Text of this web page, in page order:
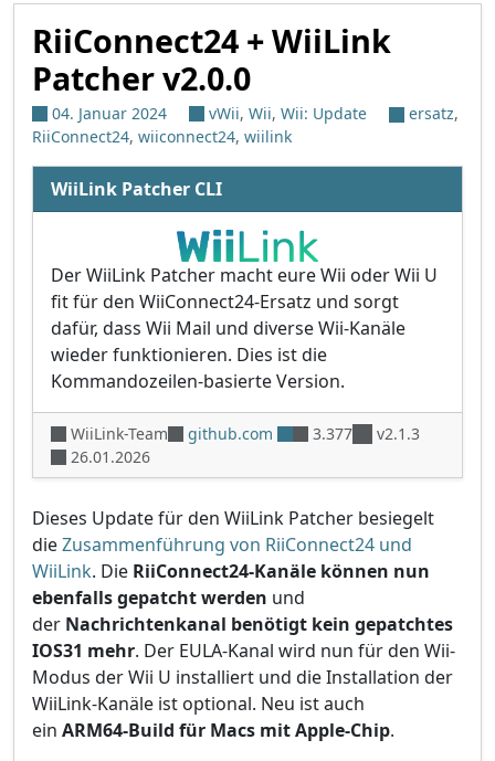
RiiConnect24 + WiiLink
Patcher v2.0.0
04. Januar 2024 vWii, Wii, Wii: Update ersatz,
RiiConnect24, wiiconnect24, wiilink
WiiLink Patcher CLI
Der WiiLink Patcher macht eure Wii oder Wii U
fit für den WiiConnect24-Ersatz und sorgt
dafür, dass Wii Mail und diverse Wii-Kanäle
wieder funktionieren. Dies ist die
Kommandozeilen-basierte Version.
WiiLink-Team github.com 3.377
v2.1.3
26.01.2026
Dieses Update für den WiiLink Patcher besiegelt
dieZusammenführung von RiiConnect24 und
WiiLink. Die RiiConnect24-Kanäle können nun
ebenfalls gepatcht werden und
der Nachrichtenkanal benötigt kein gepatchtes
IOS31 mehr. Der EULA-Kanal wird nun für den Wii-
Modus der Wii U installiert und die Installation der
WiiLink-Kanäle ist optional. Neu ist auch
ein ARM64-Build für Macs mit Apple-Chip.